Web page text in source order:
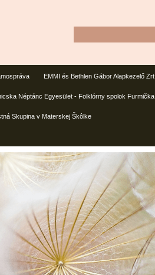
EMMI és Bethlen Gábor Alapkezelő Zrt
Néptánc Egyesület - Folklórny spolok Furmička
Skupina v Materskej Škôlke